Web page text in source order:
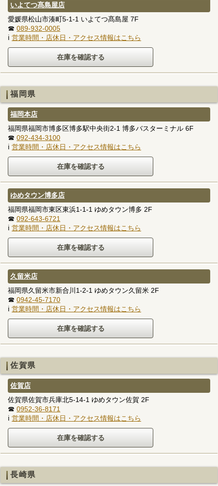
いよてつ髙島屋店
愛媛県松山市湊町5-1-1 いよてつ髙島屋 7F
☎ 089-932-0005
ℹ 営業時間・店休日・アクセス情報はこちら
福岡県
福岡本店
福岡県福岡市博多区博多駅中央街2-1 博多バスターミナル 6F
☎ 092-434-3100
ℹ 営業時間・店休日・アクセス情報はこちら
ゆめタウン博多店
福岡県福岡市東区東浜1-1-1 ゆめタウン博多 2F
☎ 092-643-6721
ℹ 営業時間・店休日・アクセス情報はこちら
久留米店
福岡県久留米市新合川1-2-1 ゆめタウン久留米 2F
☎ 0942-45-7170
ℹ 営業時間・店休日・アクセス情報はこちら
佐賀県
佐賀店
佐賀県佐賀市兵庫北5-14-1 ゆめタウン佐賀 2F
☎ 0952-36-8171
ℹ 営業時間・店休日・アクセス情報はこちら
長崎県